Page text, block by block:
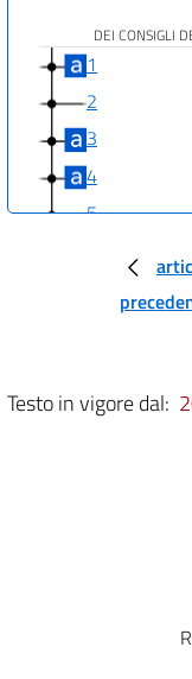
DEI CONSIGLI
1
2
3
4
5
10
DEL
Testo in vigore dal: